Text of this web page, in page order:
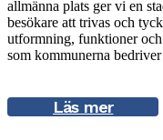
allmänna plats ger vi en
besökare att trivas och
utformning, funktioner
som kommunerna
Läs mer